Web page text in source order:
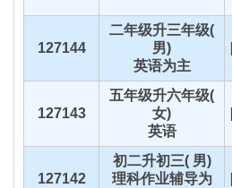
127144
二年级升三年级(
男)
英语为主
127143
五年级升六年级(
女)
英语
127142
初二升初三( 男)
理科作业辅导为